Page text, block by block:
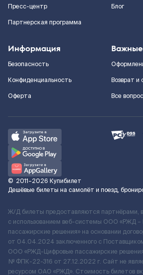
Пресс-центр
Партнерская программа
Блог
Информация
Безопасность
Конфиденциальность
Оферта
Возврат и
Все
© 2011–2026 Купибилет
Дешёвые билеты на самолёт и поезд,
Ж/Д билеты предоставляются партнёрами,
с использованием веб-системы ООО «РЖД –
пассажирские решения» на основании
от 04.04.2024 заключенного с Поставщиком
ООО «РЖД-Цифровые пассажирские
№ ФПК-22-316 от 27.12.2022 г. Сайт не
ресурсом ОАО «РЖД». Стоимость билетов